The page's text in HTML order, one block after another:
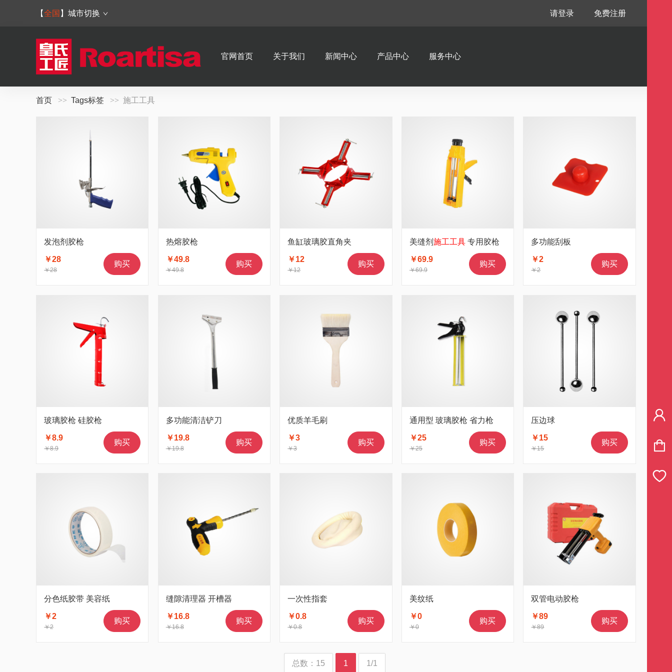
【全国 】 城市切换 请登录 免费注册
官网首页 关于我们 新闻中心 产品中心 服务中心
首页 Tags标签 施工工具
发泡剂胶枪
￥28
￥28
购买
热熔胶枪
￥49.8
￥49.8
购买
鱼缸玻璃胶直角夹
￥12
￥12
购买
美缝剂 施工工具专用胶枪
￥69.9
￥69.9
购买
多功能刮板
￥2
￥2
购买
玻璃胶枪 硅胶枪
￥8.9
￥8.9
购买
多功能清洁铲刀
￥19.8
￥19.8
购买
优质羊毛刷
￥3
￥3
购买
通用型 玻璃胶枪 省力枪
￥25
￥25
购买
压边球
￥15
￥15
购买
分色纸胶带 美容纸
￥2
￥2
购买
缝隙清理器 开槽器
￥16.8
￥16.8
购买
一次性指套
￥0.8
￥0.8
购买
美纹纸
￥0
￥0
购买
双管电动胶枪
￥89
￥89
购买
总数：15 1 1/1